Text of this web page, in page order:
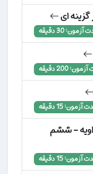
ای
30 دقیقه
200 دقیقه
آزمون: 15 دقیقه
- ششم
آزمون: 15 دقیقه